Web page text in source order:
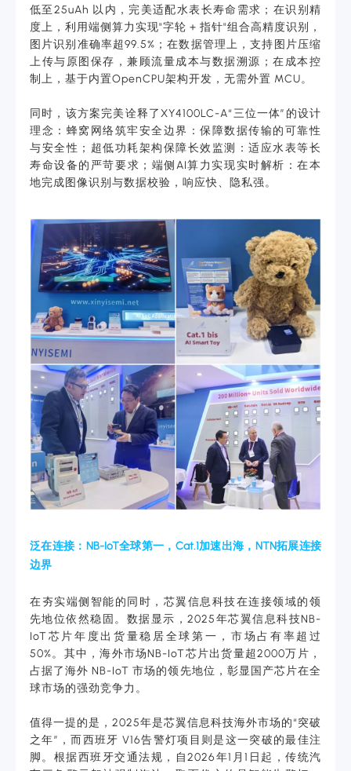
低至25uAh 以内，完美适配水表长寿命需求；在识别精
度上，利用端侧算力实现"字轮 + 指针"组合高精度识别，
图片识别准确率超99.5%；在数据管理上，支持图片压缩
上传与原图保存，兼顾流量成本与数据溯源；在成本控
制上，基于内置OpenCPU架构开发，无需外置 MCU。
同时，该方案完美诠释了XY4100LC-A“三位一体”的设计
理念：蜂窝网络筑牢安全边界：保障数据传输的可靠性
与安全性；超低功耗架构保障长效监测：适应水表等长
寿命设备的严苛要求；端侧AI算力实现实时解析：在本
地完成图像识别与数据校验，响应快、隐私强。
泛在连接：NB-IoT全球第一，Cat.1加速出海，NTN拓展连接
边界
在夯实端侧智能的同时，芯翼信息科技在连接领域的领
先地位依然稳固。数据显示，2025年芯翼信息科技NB-
IoT芯片年度出货量稳居全球第一，市场占有率超过
50%。其中，海外市场NB-IoT芯片出货量超2000万片，
占据了海外 NB-IoT 市场的领先地位，彰显国产芯片在全
球市场的强劲竞争力。
值得一提的是，2025年是芯翼信息科技海外市场的“突破
之年”，而西班牙 V16告警灯项目则是这一突破的最佳注
脚。根据西班牙交通法规，自2026年1月1日起，传统汽